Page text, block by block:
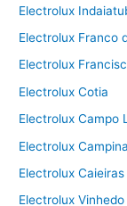
Electrolux
Electrolux Franco
Electrolux
Electrolux Cotia
Electrolux Campo
Electrolux
Electrolux Caieiras
Electrolux Vinhedo